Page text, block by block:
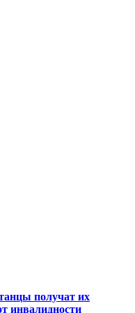
получат их
инвалидности